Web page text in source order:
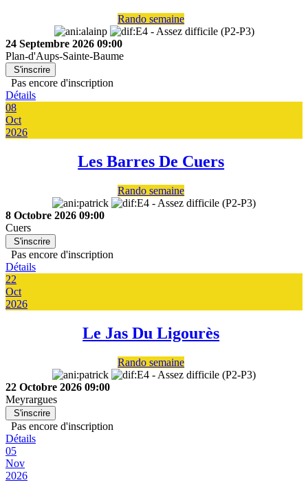
Rando semaine
24 Septembre 2026 09:00
Plan-d'Aups-Sainte-Baume
S'inscrire
Pas encore d'inscription
Détails
08
Oct
2026
Les Barres De Cuers
Rando semaine
8 Octobre 2026 09:00
Cuers
S'inscrire
Pas encore d'inscription
Détails
22
Oct
2026
Le Jas Du Ligourès
Rando semaine
22 Octobre 2026 09:00
Meyrargues
S'inscrire
Pas encore d'inscription
Détails
05
Nov
2026